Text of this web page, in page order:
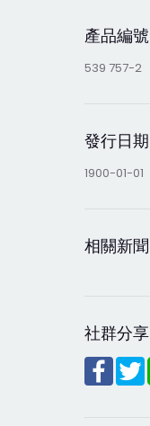
產品編號
539 757-2
發行日期
1900-01-01
相關新聞
社群分享